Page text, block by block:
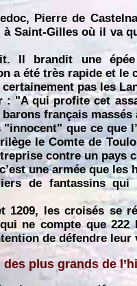
Pierre de
Saint-Gilles où il va
Il brandit une
a été très rapide et
pas les
: "A qui profite cet
français
que ce que
le Comte de
contre un pays
une armée que
de fantassins
les croisés se
ne compte que
de défendre leur
des plus grands de